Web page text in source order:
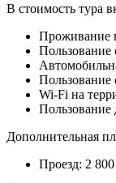
В стоимость тура
Проживание
Пользование
Пользование
Wi-Fi на
Пользование
Дополнительная
Проезд: 2